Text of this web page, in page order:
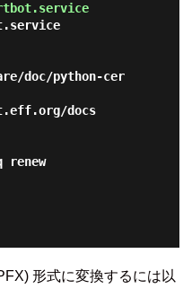
doc/python-cer
docs
形式に変換するには以